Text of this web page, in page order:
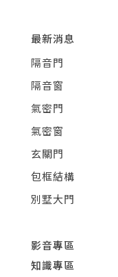
最新消息
隔音門
隔音窗
氣密門
氣密窗
玄關門
包框結構
別墅大門
影音專區
知識專區